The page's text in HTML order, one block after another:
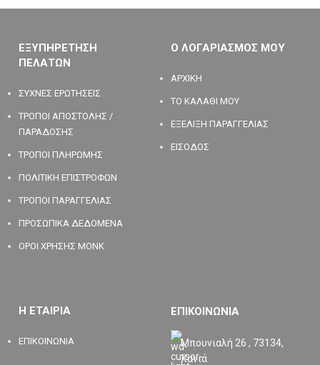
ΕΞΥΠΗΡΕΤΗΣΗ
ΠΕΛΑΤΩΝ
ΣΥΧΝΕΣ ΕΡΩΤΗΣΕΙΣ
ΤΡΟΠΟΙ ΑΠΟΣΤΟΛΗΣ /
ΠΑΡΑΔΟΣΗΣ
ΤΡΟΠΟΙ ΠΛΗΡΩΜΗΣ
ΠΟΛΙΤΙΚΗ ΕΠΙΣΤΡΟΦΩΝ
ΤΡΟΠΟΙ ΠΑΡΑΓΓΕΛΙΑΣ
ΠΡΟΣΩΠΙΚΑ ΔΕΔΟΜΕΝΑ
ΟΡΟΙ ΧΡΗΣΗΣ MONK
Ο ΛΟΓΑΡΙΑΣΜΟΣ ΜΟΥ
ΑΡΧΙΚΗ
ΤΟ ΚΑΛΑΘΙ ΜΟΥ
ΕΞΕΛΙΞΗ ΠΑΡΑΓΓΕΛΙΑΣ
ΕΙΣΟΔΟΣ
Η ΕΤΑΙΡΙΑ
ΕΠΙΚΟΙΝΩΝΙΑ
ΕΠΙΚΟΙΝΩΝΙΑ
Μπουνιαλή 26 , 73134,
Χανιά